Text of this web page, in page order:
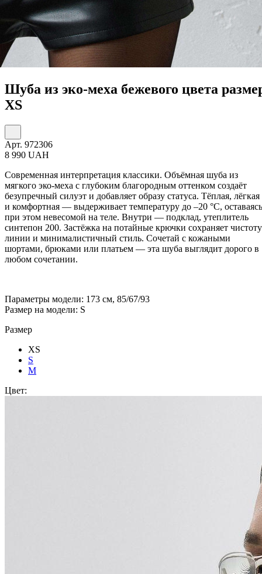
Шуба из эко-меха бежевого цвета
XS
Арт. 972306
8 990 UAH
Современная интерпретация классики. Объёмная шуба из
мягкого эко-меха с глубоким благородным оттенком создаёт
безупречный силуэт и добавляет образу статуса. Тёплая, лёгкая
и комфортная — выдерживает температуру до –20 °C, оставаясь
при этом невесомой на теле. Внутри — подклад, утеплитель
синтепон 200. Застёжка на потайные крючки сохраняет чистоту
линии и минималистичный стиль. Сочетай с кожаными
шортами, брюками или платьем — эта шуба выглядит дорого в
любом сочетании.
Параметры модели: 173 см, 85/67/93
Размер на модели: S
Размер
XS
S
M
Цвет: